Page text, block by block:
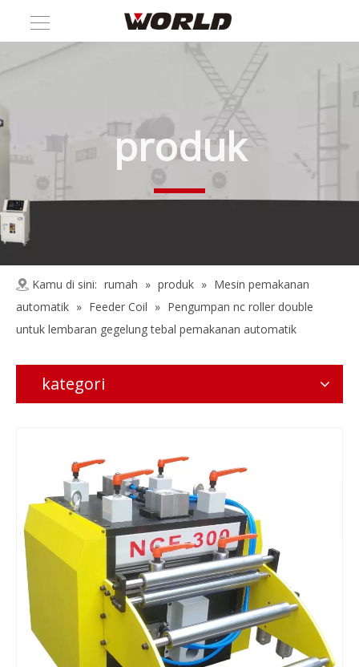
produk
Kamu di sini: rumah » produk » Mesin pemakanan
automatik » Feeder Coil » Pengumpan nc roller double
untuk lembaran gegelung tebal pemakanan automatik
kategori